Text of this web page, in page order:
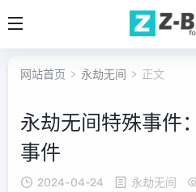
网站首页 > 永劫无间 > 正文
永劫无间特殊事件
事件
2024-04-24 永劫无间